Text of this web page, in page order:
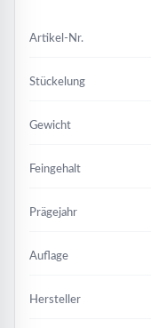
Artikel-Nr.
Stückelung
Gewicht
Feingehalt
Prägejahr
Auflage
Hersteller